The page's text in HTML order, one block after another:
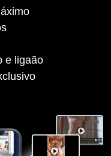
e ligaão